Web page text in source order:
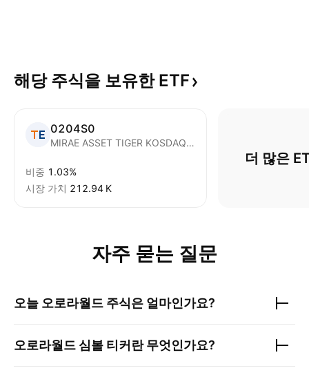
해당 주식을 보유한 ETF
0204S0
MIRAE ASSET TIGER KOSDAQ ACTIVE ETF Units
비중 1.03%
시장 가치 ‪212.94 K‬
더 많은
자주 묻는 질문
오늘 오로라월드 주식은 얼마인가요?
오로라월드 심볼 티커란 무엇인가요?